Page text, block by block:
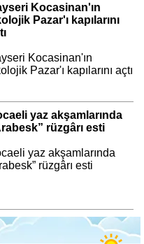
Kocasinan'ın
Pazar'ı kapılarını
Kocasinan'ın
Pazar'ı kapılarını açtı
yaz akşamlarında
rüzgârı esti
yaz akşamlarında
rüzgârı esti